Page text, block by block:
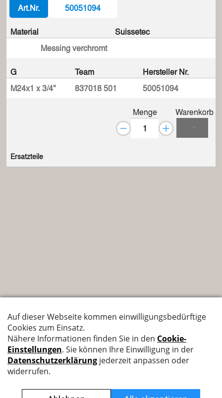
Art.Nr. 50051094
Material
Messing verchromt
Suissetec
G Team
Hersteller Nr.
M24x1 x 3/4"
837018 501 50051094
Menge Warenkorb
Ersatzteile
Nyffenegger Armaturen AG